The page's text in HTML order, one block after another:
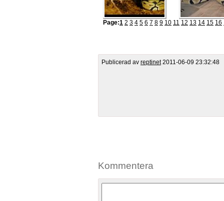
Page:1 2 3 4 5 6 7 8 9 10 11 12 13 14 15 16
Publicerad av reptinet2011-06-09 23:32:48
Kommentera